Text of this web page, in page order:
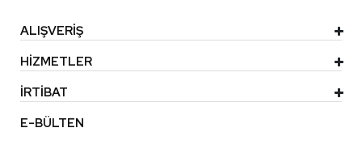
ALIŞVERİŞ
HİZMETLER
İRTİBAT
E-BÜLTEN